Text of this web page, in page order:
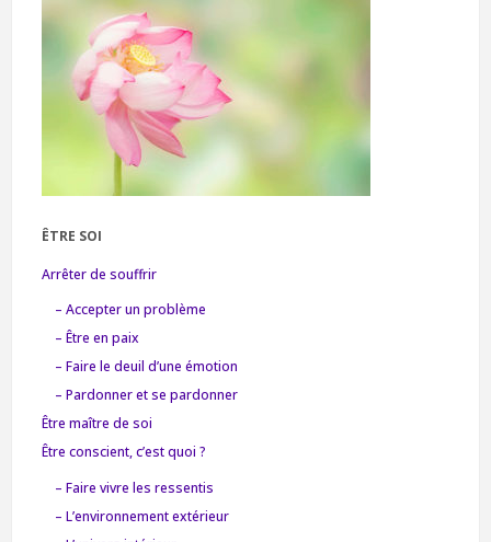
ÊTRE SOI
Arrêter de souffrir
– Accepter un problème
– Être en paix
– Faire le deuil d’une émotion
– Pardonner et se pardonner
Être maître de soi
Être conscient, c’est quoi ?
– Faire vivre les ressentis
– L’environnement extérieur